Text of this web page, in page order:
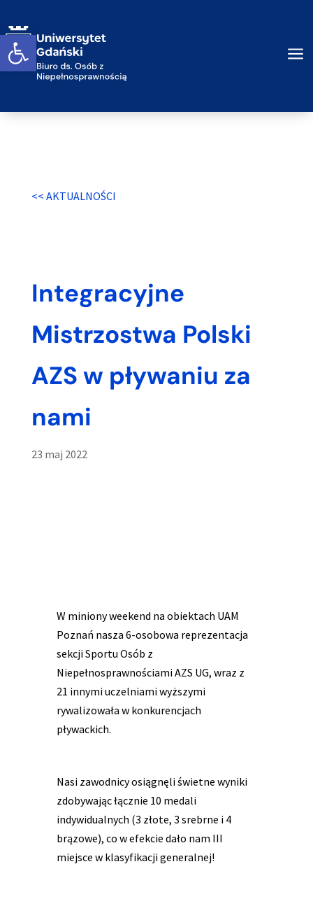
Otwórz widget a
<< AKTUALNOŚCI
Integracyjne
Mistrzostwa Polski
AZS w pływaniu za
nami
23 maj 2022
W miniony weekend na obiektach UAM
Poznań nasza 6-osobowa reprezentacja
sekcji Sportu Osób z
Niepełnosprawnościami AZS UG, wraz z
21 innymi uczelniami wyższymi
rywalizowała w konkurencjach
pływackich.
Nasi zawodnicy osiągnęli świetne wyniki
zdobywając łącznie 10 medali
indywidualnych (3 złote, 3 srebrne i 4
brązowe), co w efekcie dało nam III
miejsce w klasyfikacji generalnej!